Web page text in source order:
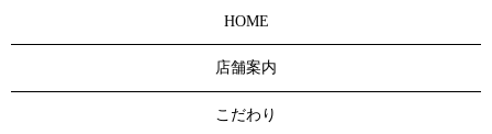
HOME
店舗案内
こだわり